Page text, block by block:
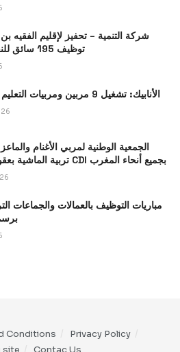
شركة التنمية – تحفيز لإقليم الفقيه
توظيف 195 سائق للنقل المدرسي
الأنابيك: تشغيل 9 مربين ومربيات التعليم الأولي بوجدة
الجمعية الوطنية لمربي الأغنام
تربية الماشية بعقود عمل دائمة CDI بجميع أنحاء المغرب
مباريات التوظيف بالعمالات والجماعات
برسم
Conditions
Privacy Policy